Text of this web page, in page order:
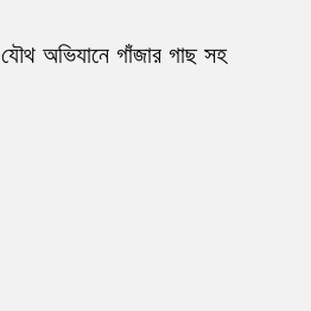
যৌথ অভিযানে গাঁজার গাছ সহ